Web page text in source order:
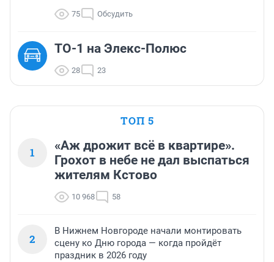
75 Обсудить
ТО-1 на Элекс-Полюс
28 23
ТОП 5
1
«Аж дрожит всё в квартире».
Грохот в небе не дал выспаться
жителям Кстово
10 968 58
2
В Нижнем Новгороде начали монтировать
сцену ко Дню города — когда пройдёт
праздник в 2026 году